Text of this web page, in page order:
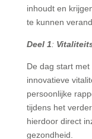
inhoudt en
te kunnen
Deel 1:
De dag start met
innovatieve
persoonlijke
tijdens het
hierdoor direct
gezondheid.